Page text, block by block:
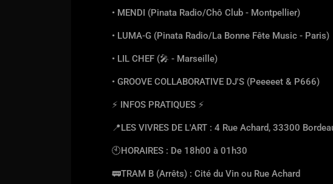
• MENDI (Pinata Radio/Chô Club - Montpellier)
• LUMA-G (Pinata Radio/La Bonne Fête Music - Paris)
• LIL CHEF (🎤 - Marseille)
• GROOVE COLLABORATIVE DJ'S (Peeeeet & P666)
⚡️ INFOS PRATIQUES ⚡️
📍 LES VIVRES DE L'ART : 4 Rue Achard, 33300
🕙 HORAIRES : De 18h00 à 01h30
🚃TRAM B (Arrêts) : Cité du Vin ou Rue Achard